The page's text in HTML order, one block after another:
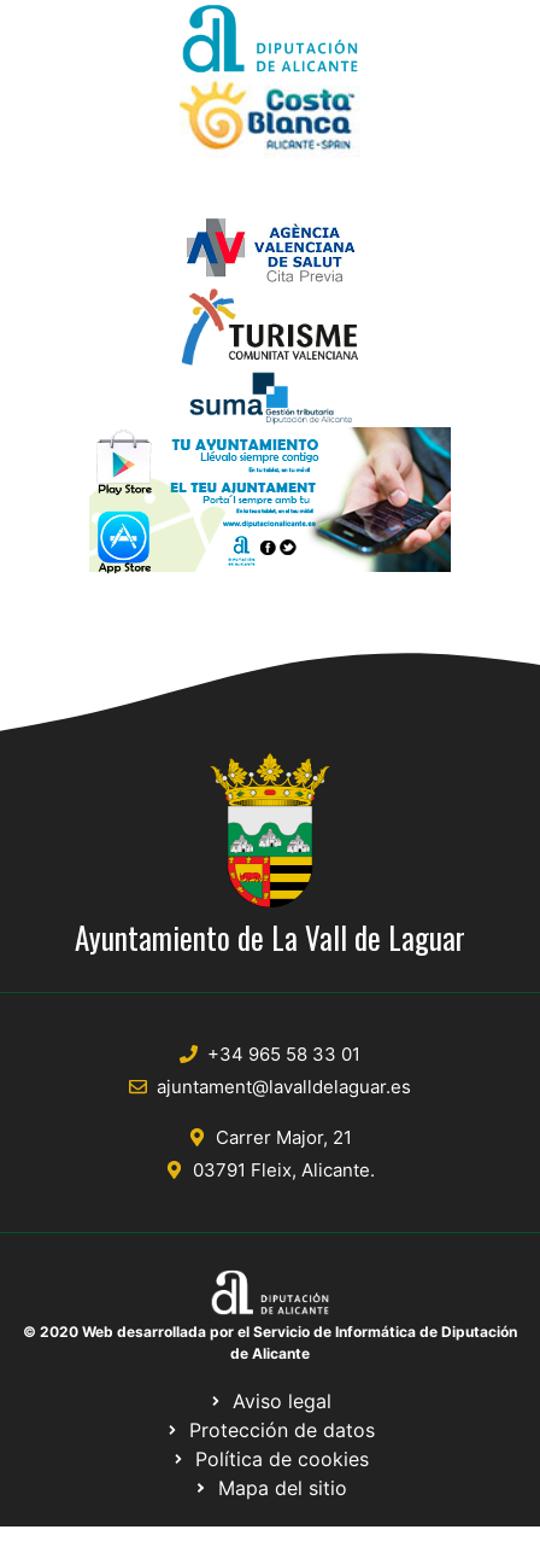
Ayuntamiento de La Vall de Laguar
+34 965 58 33 01
ajuntament@lavalldelaguar.es
Carrer Major, 21
03791 Fleix, Alicante.
© 2020 Web desarrollada por el Servicio de Informática de Diputación
de Alicante
Aviso legal
Protección de datos
Política de cookies
Mapa del sitio